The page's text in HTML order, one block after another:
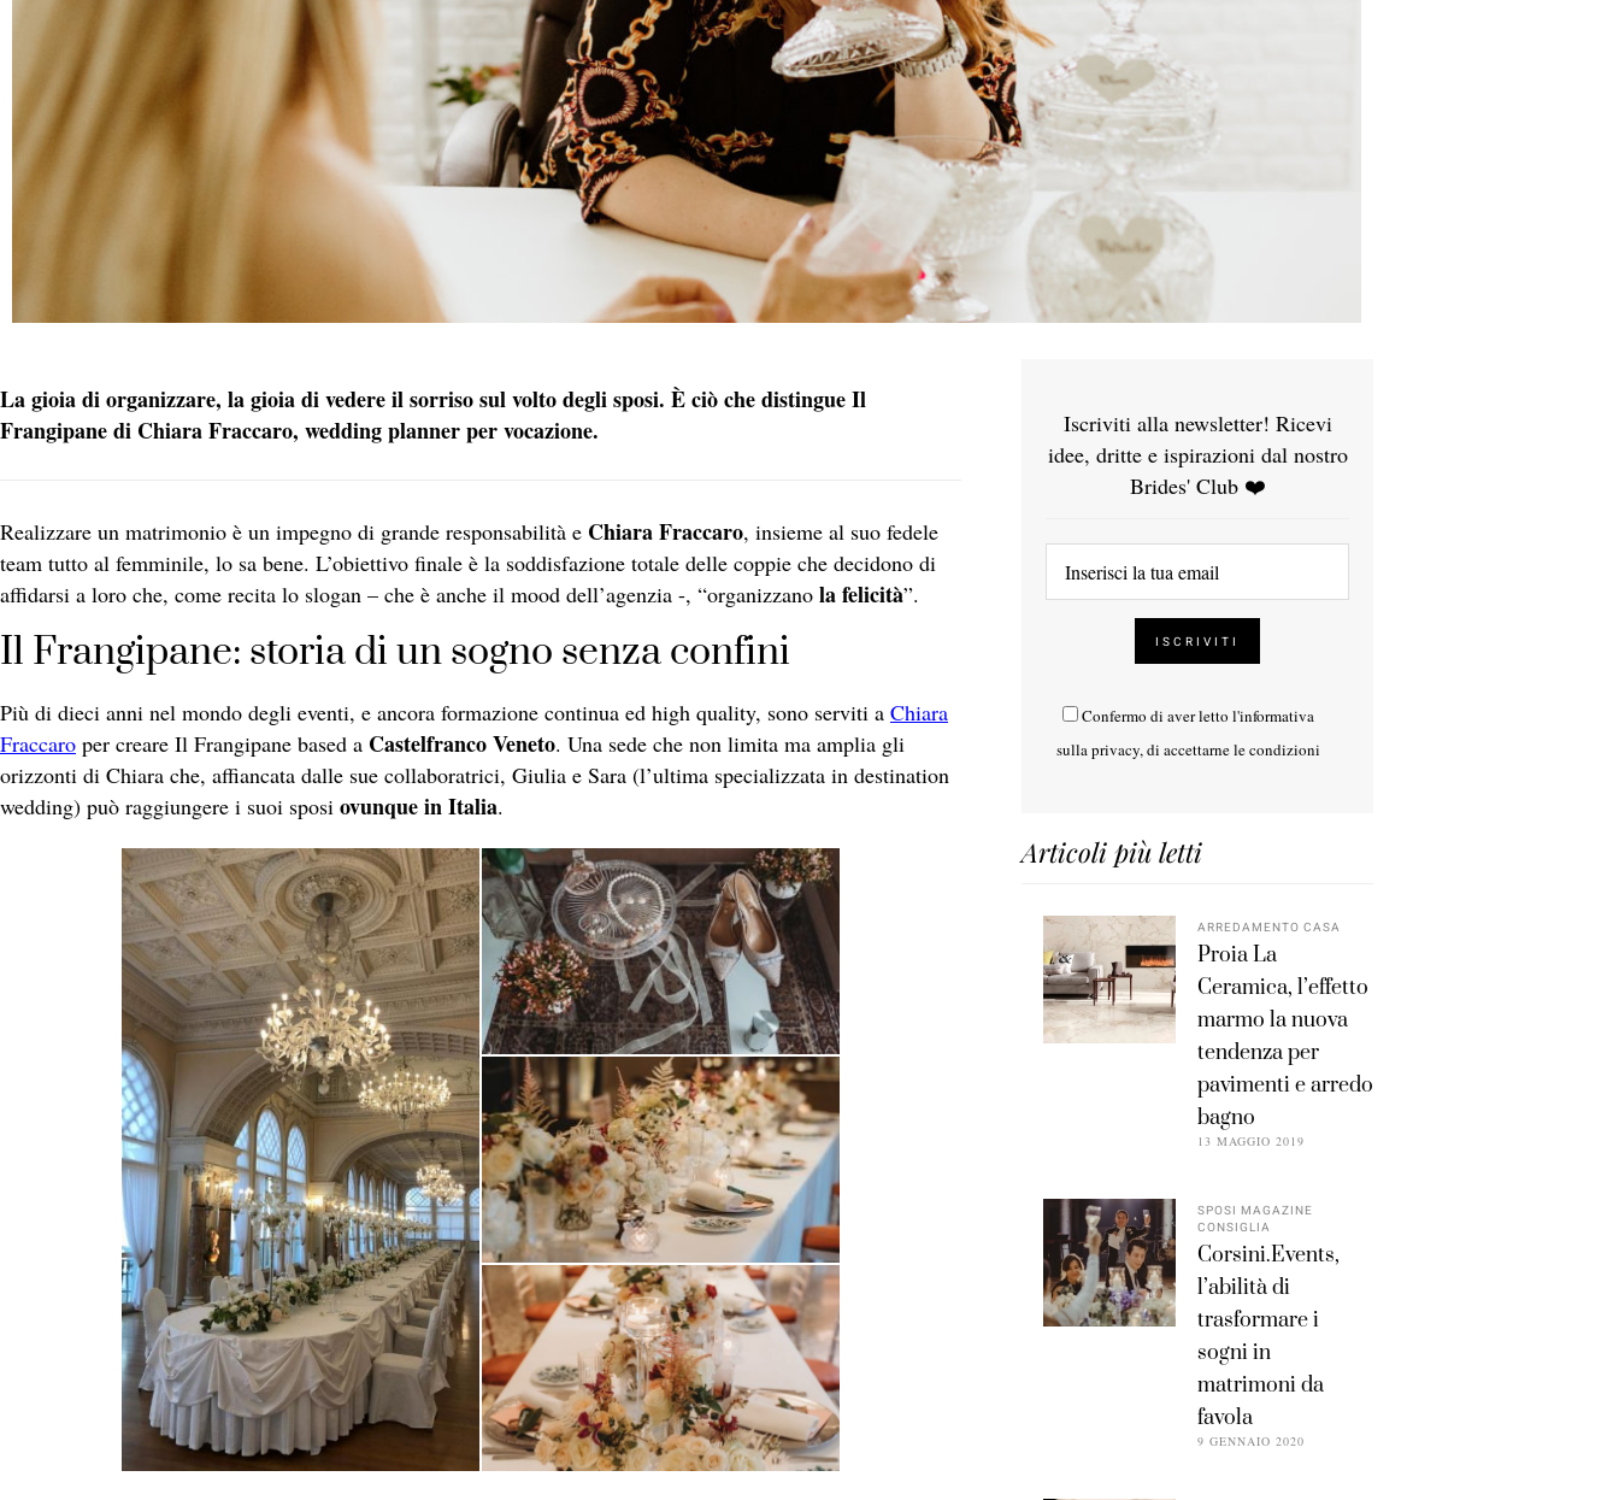
La gioia di organizzare, la gioia di vedere il sorriso sul volto degli sposi. È ciò che distingue Il
Frangipane di Chiara Fraccaro, wedding planner per vocazione.
Realizzare un matrimonio è un impegno di grande responsabilità e Chiara Fraccaro, insieme al suo fedele
team tutto al femminile, lo sa bene. L’obiettivo finale è la soddisfazione totale delle coppie che decidono di
affidarsi a loro che, come recita lo slogan – che è anche il mood dell’agenzia -, “organizzano la felicità”.
Il Frangipane: storia di un sogno senza confini
Più di dieci anni nel mondo degli eventi, e ancora formazione continua ed high quality, sono serviti a Chiara
Fraccaro per creare Il Frangipane based a Castelfranco Veneto. Una sede che non limita ma amplia gli
orizzonti di Chiara che, affiancata dalle sue collaboratrici, Giulia e Sara (l’ultima specializzata in destination
wedding) può raggiungere i suoi sposi ovunque in Italia.
Iscriviti alla newsletter! Ricevi
idee, dritte e ispirazioni dal nostro
Brides' Club ❤️
Confermo di aver letto l'informativa
sulla privacy, di accettarne le condizioni
Articoli più letti
ARREDAMENTO CASA
Proia La
Ceramica, l’effetto
marmo la nuova
tendenza per
pavimenti e arredo
bagno
13 MAGGIO 2019
SPOSI MAGAZINE
CONSIGLIA
Corsini.Events,
l’abilità di
trasformare i
sogni in
matrimoni da
favola
9 GENNAIO 2020